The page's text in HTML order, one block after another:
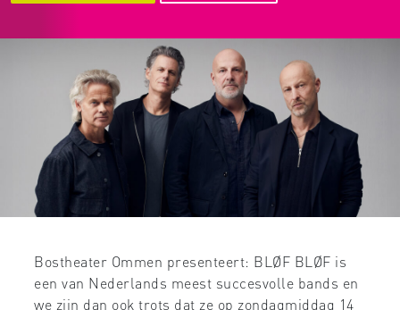
Bostheater Ommen presenteert: BLØF BLØF is
een van Nederlands meest succesvolle bands en
we zijn dan ook trots dat ze op zondagmiddag 14